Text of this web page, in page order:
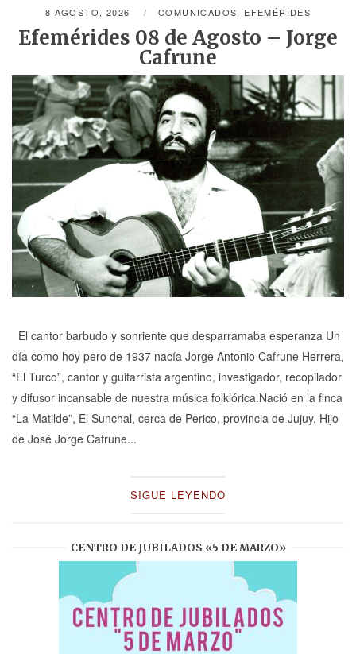
8 AGOSTO, 2026 COMUNICADOS EFEMÉRIDES
Efemérides 08 de Agosto – Jorge
Cafrune
El cantor barbudo y sonriente que desparramaba esperanza Un
día como hoy pero de 1937 nacía Jorge Antonio Cafrune Herrera,
“El Turco”, cantor y guitarrista argentino, investigador, recopilador
y difusor incansable de nuestra música folklórica.Nació en la finca
“La Matilde”, El Sunchal, cerca de Perico, provincia de Jujuy. Hijo
de José Jorge Cafrune...
SIGUE LEYENDO
CENTRO DE JUBILADOS «5 DE MARZO»